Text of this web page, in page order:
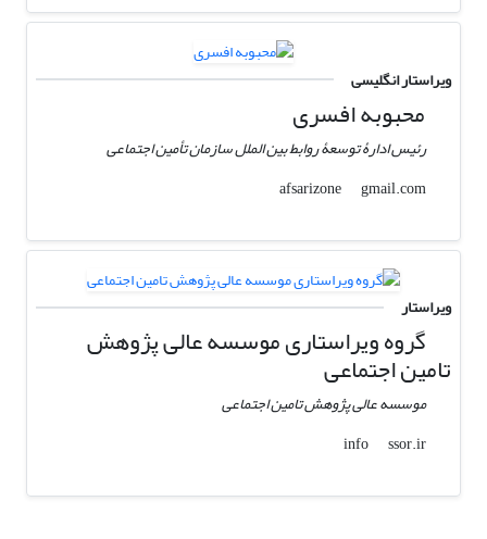
ویراستار انگلیسی
محبوبه افسری
رئیس ادارۀ توسعۀ روابط بین الملل سازمان تأمین اجتماعی
afsarizone
gmail.com
ویراستار
گروه ویراستاری موسسه عالی پژوهش
تامین اجتماعی
موسسه عالی پژوهش تامین اجتماعی
info
ssor.ir